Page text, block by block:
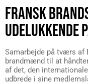
FRANSK
UDELUKKENDE
Samarbejde på tværs af
brandmænd til at
af det, den
udbrede i sine